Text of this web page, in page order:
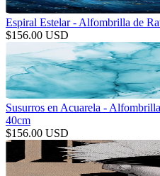
Espiral Estelar - Alfombrilla de
$156.00 USD
Susurros en Acuarela -
40cm
$156.00 USD